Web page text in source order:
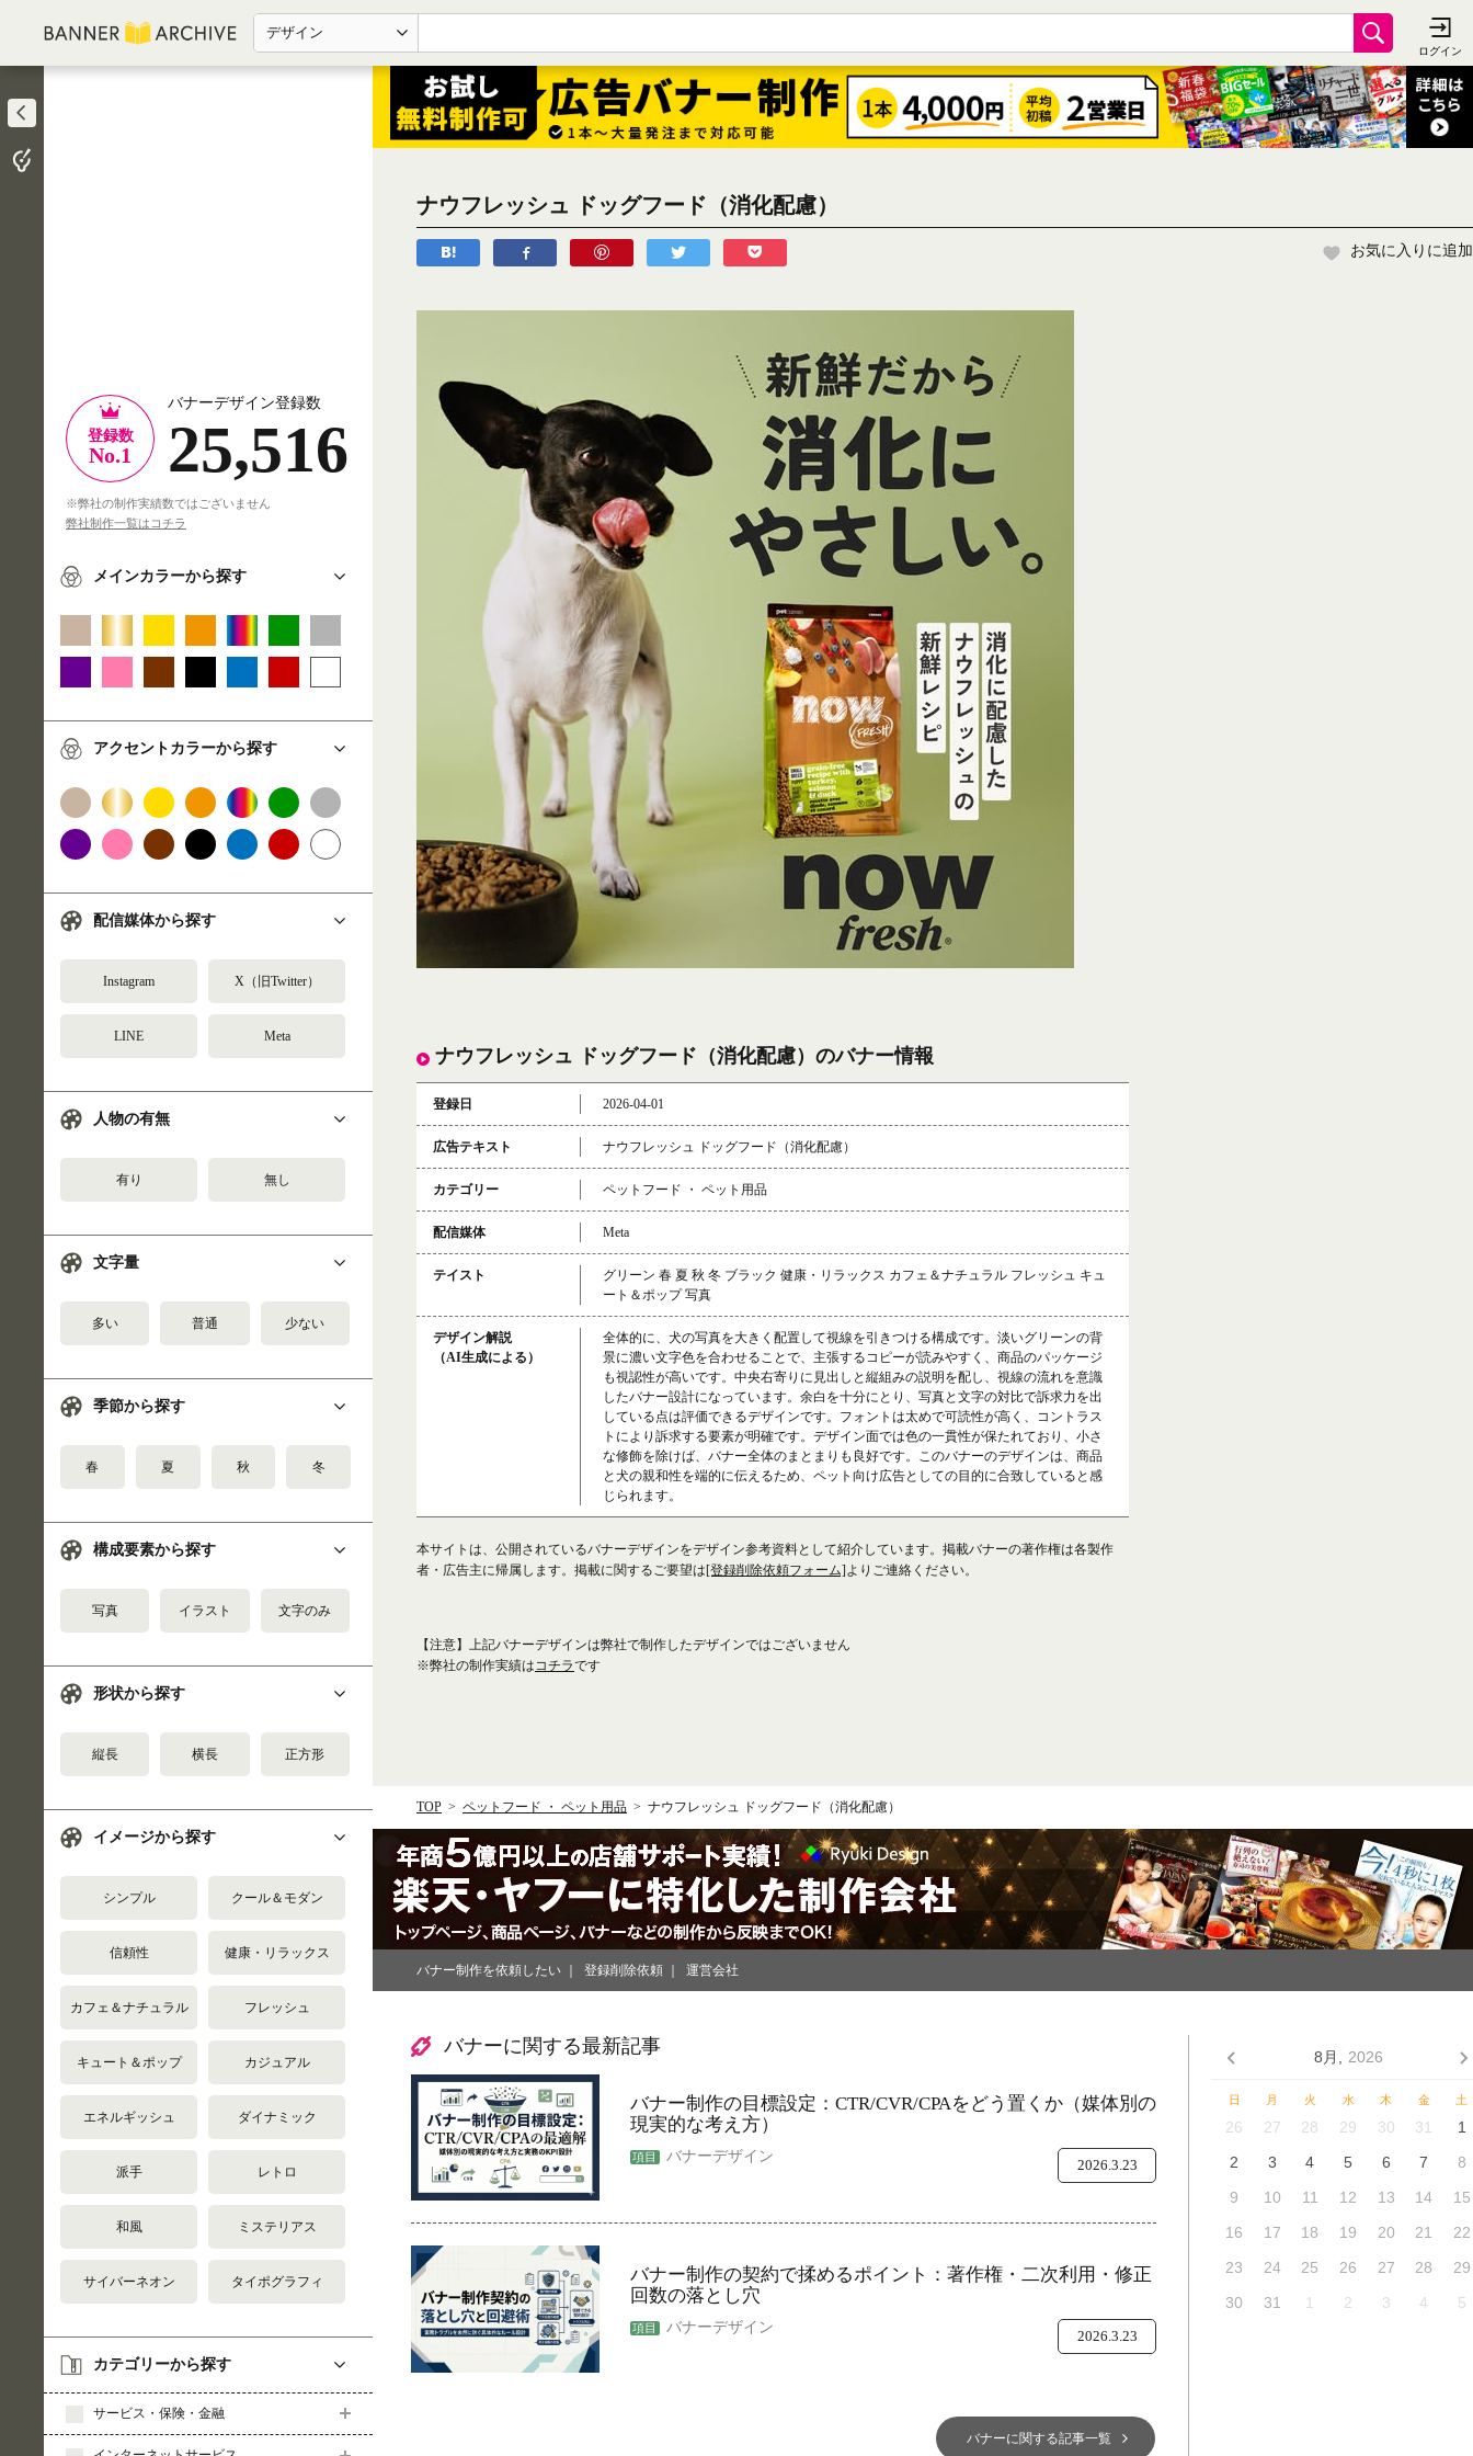
デザイン
登録数
No.1
バナーデザイン登録数
25,516
※弊社の制作実績数ではございません
弊社制作一覧はコチラ
メインカラーから探す
アクセントカラーから探す
配信媒体から探す
Instagram X（旧Twitter）
LINE Meta
人物の有無
有り 無し
文字量
多い 普通 少ない
季節から探す
春 夏 秋 冬
構成要素から探す
写真 イラスト 文字のみ
形状から探す
縦長 横長 正方形
イメージから探す
シンプル クール＆モダン
信頼性 健康・リラックス
カフェ＆ナチュラル フレッシュ
キュート＆ポップ カジュアル
エネルギッシュ ダイナミック
派手 レトロ
和風 ミステリアス
サイバーネオン タイポグラフィ
カテゴリーから探す
サービス・保険・金融
ナウフレッシュ ドッグフード（消化配慮）
お気に入りに追加
ナウフレッシュ ドッグフード（消化配慮）のバナー情報
登録日 2026-04-01
広告テキスト ナウフレッシュ ドッグフード（消化配慮）
カテゴリー ペットフード ・ ペット用品
配信媒体 Meta
テイスト
グリーン 春 夏 秋 冬 ブラック 健康・リラックス カフェ＆ナチュラル フレッシュ キュ
ート＆ポップ 写真
デザイン解説
（AI生成による）
全体的に、犬の写真を大きく配置して視線を引きつける構成です。淡いグリーンの背
景に濃い文字色を合わせることで、主張するコピーが読みやすく、商品のパッケージ
も視認性が高いです。中央右寄りに見出しと縦組みの説明を配し、視線の流れを意識
したバナー設計になっています。余白を十分にとり、写真と文字の対比で訴求力を出
している点は評価できるデザインです。フォントは太めで可読性が高く、コントラス
トにより訴求する要素が明確です。デザイン面では色の一貫性が保たれており、小さ
な修飾を除けば、バナー全体のまとまりも良好です。このバナーのデザインは、商品
と犬の親和性を端的に伝えるため、ペット向け広告としての目的に合致していると感
じられます。
本サイトは、公開されているバナーデザインをデザイン参考資料として紹介しています。掲載バナーの著作権は各製作
者・広告主に帰属します。掲載に関するご要望は[登録削除依頼フォーム]よりご連絡ください。
【注意】上記バナーデザインは弊社で制作したデザインではございません
※弊社の制作実績はコチラです
TOP ペットフード ・ ペット用品 ナウフレッシュ ドッグフード（消化配慮）
バナー制作を依頼したい 登録削除依頼 運営会社
バナーに関する最新記事
バナー制作の目標設定：CTR/CVR/CPAをどう置くか（媒体別の
現実的な考え方）
バナーデザイン
2026.3.23
バナー制作の契約で揉めるポイント：著作権・二次利用・修正
回数の落とし穴
バナーデザイン
2026.3.23
バナーに関する記事一覧
8月, 2026
日 月 火 水 木 金 土
26 27 28 29 30 31
1
2
3 4 5 6 7
8
9
10 11 12 13 14
15
16
17 18 19 20 21
22
23
24 25 26 27 28
29
30
31 1 2 3 4 5